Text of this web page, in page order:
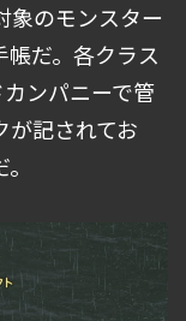
象のモンスター
だ。各クラス
ンパニーで管
が記されてお